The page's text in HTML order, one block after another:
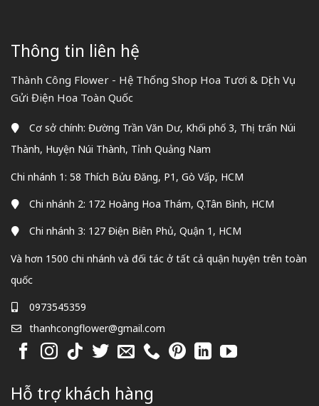
Thông tin liên hệ
Thành Công Flower - Hệ Thống Shop Hoa Tươi & Dịch Vụ
Gửi Điện Hoa Toàn Quốc
Cơ sở chính: Đường Trần Văn Dư, Khối phố 3, Thị trấn Núi
Thành, Huyện Núi Thành, Tỉnh Quảng Nam
Chi nhánh 1: 58 Thích Bửu Đăng, P1, Gò Vấp, HCM
Chi nhánh 2: 172 Hoàng Hoa Thám, Q.Tân Bình, HCM
Chi nhánh 3: 127 Điện Biên Phủ, Quận 1, HCM
Và hơn 1500 chi nhánh và đối tác ở tất cả quận huyện trên toàn
quốc
0973545359
thanhcongflower@gmail.com
Hỗ trợ khách hàng